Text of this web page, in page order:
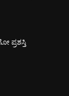
ಪ್ರಶಸ್ತಿ